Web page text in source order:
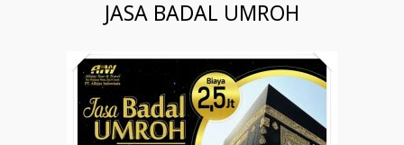
JASA BADAL UMROH